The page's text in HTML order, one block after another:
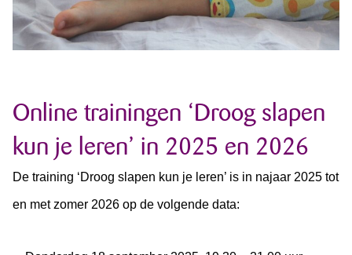
Online trainingen ‘Droog slapen
kun je leren’ in 2025 en 2026
De training ‘Droog slapen kun je leren’ is in najaar 2025 tot
en met zomer 2026 op de volgende data: